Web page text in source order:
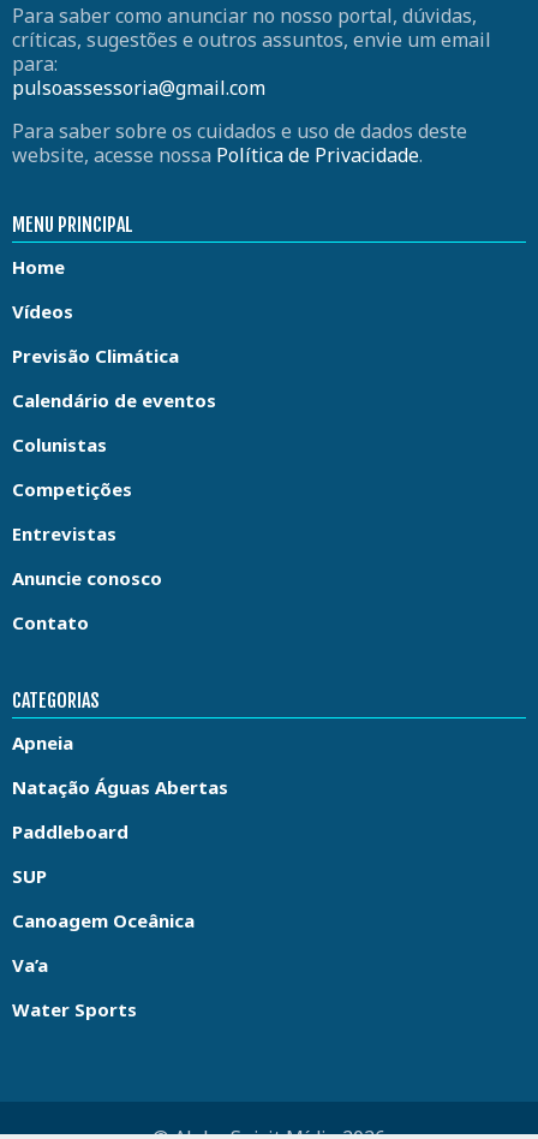
Para saber como anunciar no nosso portal, dúvidas,
críticas, sugestões e outros assuntos, envie um email
para:
pulsoassessoria@gmail.com
Para saber sobre os cuidados e uso de dados deste
website, acesse nossa Política de Privacidade.
MENU PRINCIPAL
Home
Vídeos
Previsão Climática
Calendário de eventos
Colunistas
Competições
Entrevistas
Anuncie conosco
Contato
CATEGORIAS
Apneia
Natação Águas Abertas
Paddleboard
SUP
Canoagem Oceânica
Va’a
Water Sports